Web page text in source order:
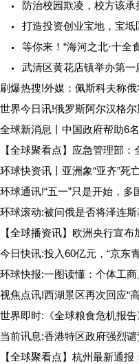
防治校园欺凌，校方该承
打造投资创业宝地，宝坻
等你来！“海河之北·十全
武清区黄花店镇举办第一
刷爆热搜!外媒：佩斯科夫称
世界今日讯!俄罗斯阿尔汉格
全球新消息丨中国政府帮助6
【全球聚看点】应急管理部：
环球快资讯丨亚洲象“亚齐”死
环球通讯!“五一”只是开始，多
环球滚动:被问俄是否将泽连
【全球播资讯】欧洲央行宣布
今日快讯:投入60亿元，“京东
环球快报:一图读懂：个体工
视焦点讯!西湖景区再次回应“
世界即时:《全球粮食危机报告
当前讯息:香港特区政府强烈
【全球聚看点】杭州最新通报